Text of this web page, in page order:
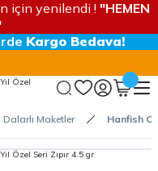
için yenilendi ! "HEMEN
Kargo Bedava!
Dalarlı Maketler Hanfish